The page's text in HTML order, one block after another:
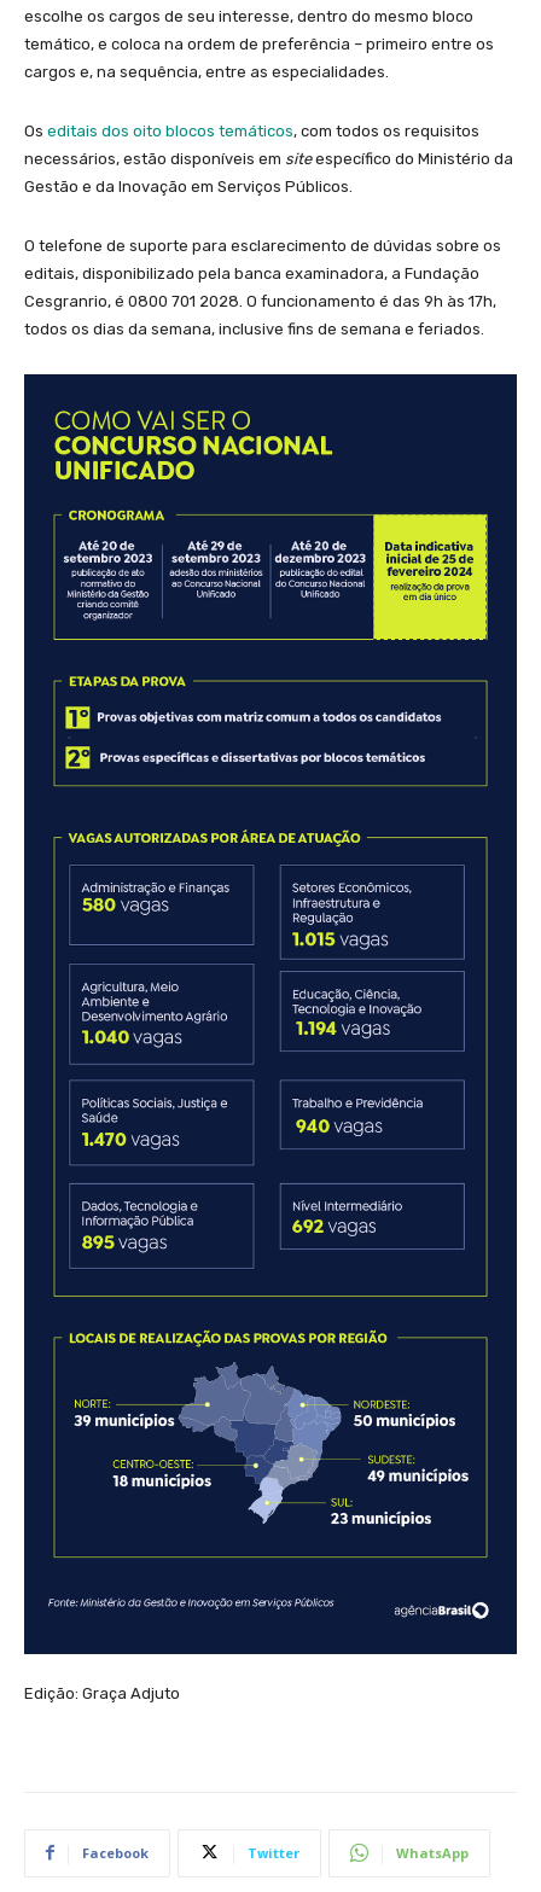
escolhe os cargos de seu interesse, dentro do mesmo bloco
temático, e coloca na ordem de preferência – primeiro entre os
cargos e, na sequência, entre as especialidades.
Os editais dos oito blocos temáticos, com todos os requisitos
necessários, estão disponíveis em siteespecífico do Ministério da
Gestão e da Inovação em Serviços Públicos.
O telefone de suporte para esclarecimento de dúvidas sobre os
editais, disponibilizado pela banca examinadora, a Fundação
Cesgranrio, é 0800 701 2028. O funcionamento é das 9h às 17h,
todos os dias da semana, inclusive fins de semana e feriados.
Edição: Graça Adjuto
Facebook Twitter WhatsApp